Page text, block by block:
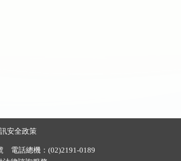
安全政策
電話總機：(02)2191-0189